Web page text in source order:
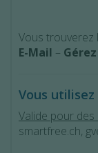
Vous trouverez
E-Mail –
Vous
Valide pour
smartfree.ch,